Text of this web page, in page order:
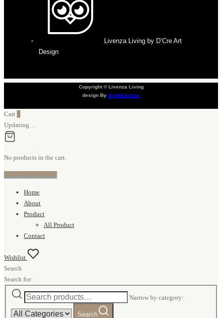
Livenza Living by D’Cre Art
Design
Copyright © Livenza Living
design By digital promo
Cart
Updating…
No products in the cart.
Continue Shopping
Home
About
Product
All Product
Contact
Wishlist
Search
Search for:
Narrow by category:
Search